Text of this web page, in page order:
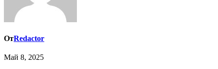
ОтRedactor
Май 8, 2025